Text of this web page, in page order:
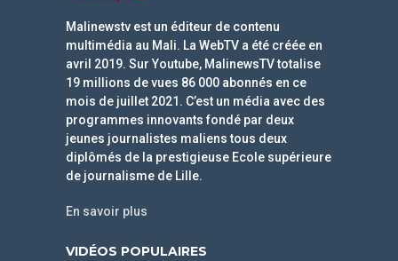
Malinewstv est un éditeur de contenu
multimédia au Mali. La WebTV a été créée en
avril 2019. Sur Youtube, MalinewsTV totalise
19 millions de vues 86 000 abonnés en ce
mois de juillet 2021. C’est un média avec des
programmes innovants fondé par deux
jeunes journalistes maliens tous deux
diplômés de la prestigieuse Ecole supérieure
de journalisme de Lille.
En savoir plus
VIDÉOS POPULAIRES